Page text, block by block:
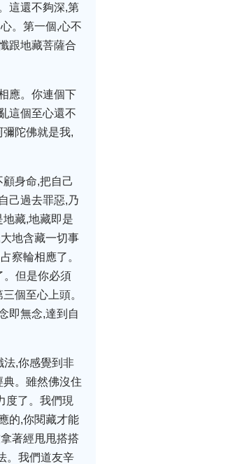
這還不夠深,第
。第一個,心不
跟地藏菩薩合
應。你連個下
這個至心還不
陀佛就是我,
身命,把自己
己過去罪惡,乃
藏,地藏即是
地含藏一切事
察輪相應了。
。但是你必須
個至心上頭。
即無念,達到自
法,你感覺到非
。雖然佛沒住
度了。我們現
的,你閱藏才能
著經甩甩搭搭
。我們道友辛